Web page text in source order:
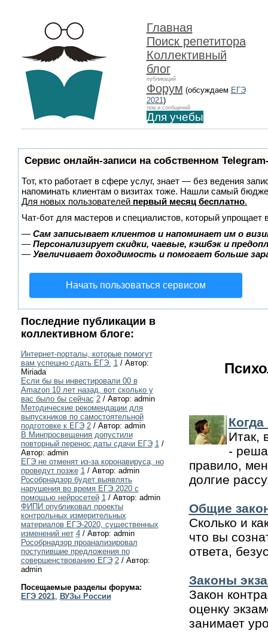
Главная
Поиск репетитора
Коллективный
блог
публикаций
Форум (обсуждаем ЕГЭ
2021)
тем и сообщений
Для учебы
Сервис онлайн-записи на собственном
Тот, кто работает в сфере услуг, знает — без ведения
напоминать клиентам о визитах тоже. Нашли самый
Для новых пользователей первый месяц бесплатно.
Чат-бот для мастеров и специалистов, который упрощает
— Сам записывает клиентов и напоминает им о
— Персонализирует скидки, чаевые, кэшбэк и
— Увеличивает доходимость и помогает больше
Начать пользоваться сервисом
Последние публикации в
коллективном блоге:
Интернет-порталы, которые помогут
вам успешно сдать ЕГЭ. 1/ Автор:
Miriada
Если бы вы инвестировали 00 в
Amazon 10 лет назад, вот сколько у
вас было бы сейчас 2/ Автор: admin
Методические рекомендации для
выпускников по самостоятельной
подготовке к ЕГЭ 2/ Автор: admin
В Минпросвещения допустили
повторный перенос даты сдачи ЕГЭ 1/
Автор: admin
ЕГЭ не отменят из-за коронавируса, но
проведут позже 1/ Автор: admin
Рособрнадзор будет выявлять
нарушения во время ЕГЭ 2020 с
помощью нейросетей 1/ Автор: admin
ФИПИ опубликовал проекты
контрольных измерительных
материалов ЕГЭ-2020, существенных
изменений нет 4/ Автор: admin
Рособрнадзор проанализировал
поступившие предложения по
совершенствованию ЕГЭ 2/ Автор:
admin
Посещаемые разделы форума:
ЕГЭ 2021, ВУЗы России
Когда
Итак,
-
правило,
долгие
Общие
Сколько и
что вы
ответа,
Законы
Закон
оценку
занимает